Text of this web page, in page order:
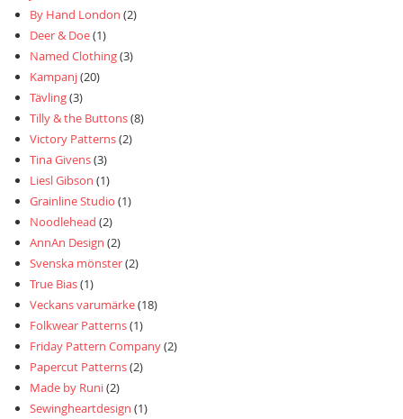
By Hand London (2)
Deer & Doe(1)
Named Clothing(3)
Kampanj(20)
Tävling(3)
Tilly & the Buttons(8)
Victory Patterns(2)
Tina Givens(3)
Liesl Gibson (1)
Grainline Studio (1)
Noodlehead (2)
AnnAn Design (2)
Svenska mönster(2)
True Bias(1)
Veckans varumärke(18)
Folkwear Patterns(1)
Friday Pattern Company(2)
Papercut Patterns(2)
Made by Runi(2)
Sewingheartdesign (1)